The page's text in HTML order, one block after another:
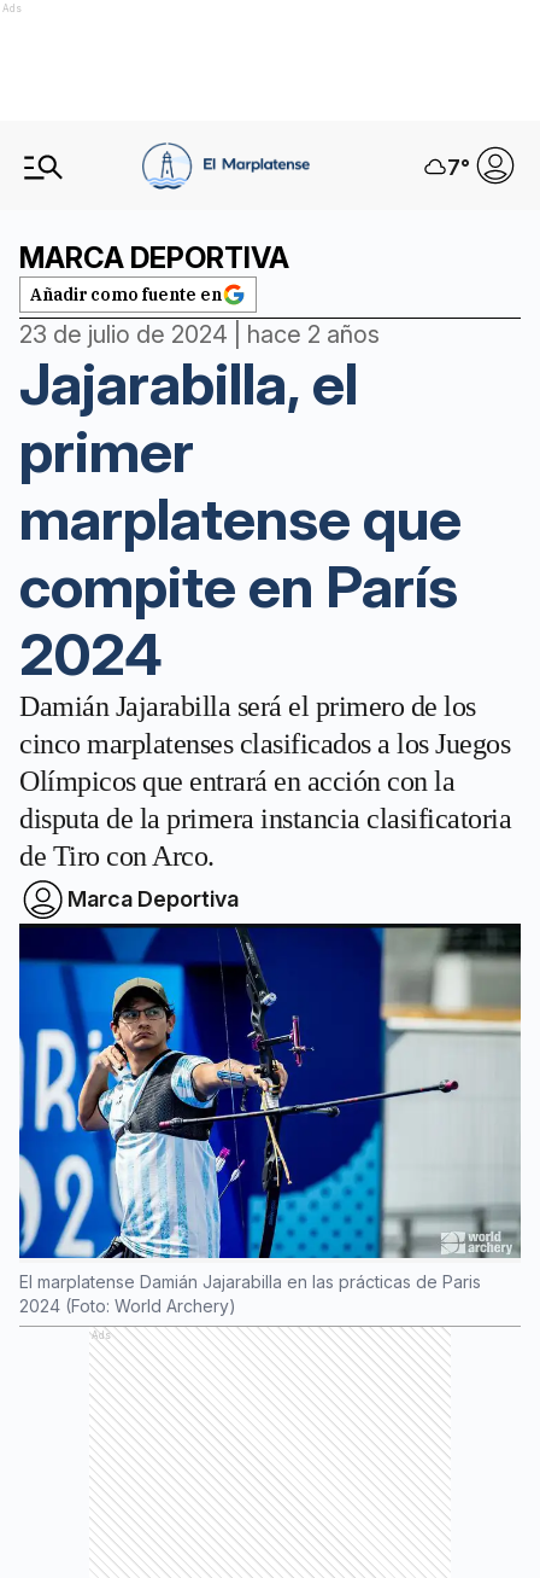
Ads
7°
MARCA DEPORTIVA
Añadir como fuente en
23 de julio de 2024 | hace 2 años
Jajarabilla, el
primer
marplatense que
compite en París
2024
Damián Jajarabilla será el primero de los
cinco marplatenses clasificados a los Juegos
Olímpicos que entrará en acción con la
disputa de la primera instancia clasificatoria
de Tiro con Arco.
Marca Deportiva
El marplatense Damián Jajarabilla en las prácticas de Paris
2024 (Foto: World Archery)
Ads